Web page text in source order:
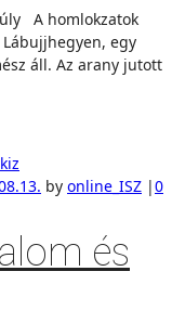
A homlokzatok
egy
áll. Az arany jutott
by online_ISZ |0
és